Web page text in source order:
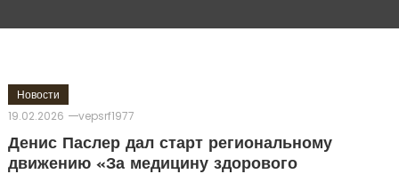
Новости
19.02.2026
vepsrf1977
Денис Паслер дал старт региональному
движению «За медицину здорового